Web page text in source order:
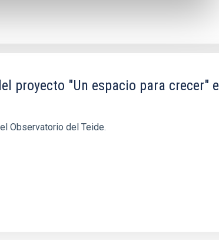
proyecto "Un espacio para crecer"
Observatorio del Teide.